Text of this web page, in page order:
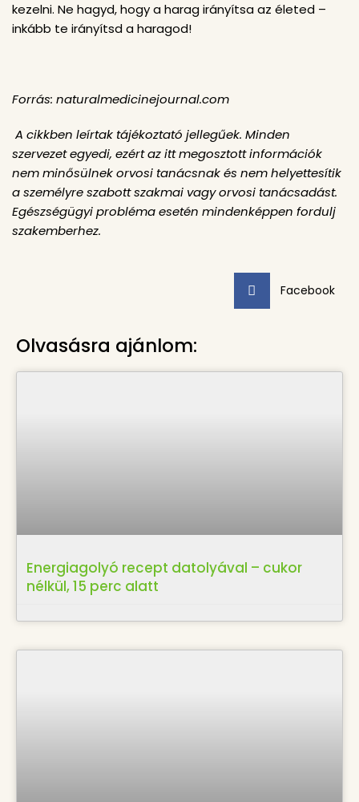
kezelni. Ne hagyd, hogy a harag irányítsa az életed –
inkább te irányítsd a haragod!
Forrás: naturalmedicinejournal.com
A cikkben leírtak tájékoztató jellegűek. Minden
szervezet egyedi, ezért az itt megosztott információk
nem minősülnek orvosi tanácsnak és nem helyettesítik
a személyre szabott szakmai vagy orvosi tanácsadást.
Egészségügyi probléma esetén mindenképpen fordulj
szakemberhez.
Facebook
Olvasásra ajánlom:
Energiagolyó recept datolyával – cukor
nélkül, 15 perc alatt